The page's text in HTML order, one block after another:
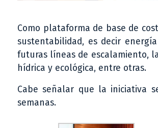
Como plataforma de base de
sustentabilidad, es decir
futuras líneas de escalamiento,
hídrica y ecológica, entre otras.
Cabe señalar que la iniciativa
semanas.